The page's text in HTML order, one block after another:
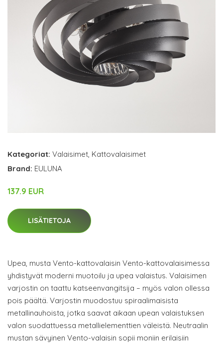
Kategoriat: Valaisimet, Kattovalaisimet
Brand: EULUNA
137.9 EUR
LISÄTIETOJA
Upea, musta Vento-kattovalaisin Vento-kattovalaisimessa
yhdistyvät moderni muotoilu ja upea valaistus. Valaisimen
varjostin on taattu katseenvangitsija – myös valon ollessa
pois päältä. Varjostin muodostuu spiraalimaisista
metallinauhoista, jotka saavat aikaan upean valaistuksen
valon suodattuessa metallielementtien väleistä. Neutraalin
mustan sävyinen Vento-valaisin sopii moniin erilaisiin